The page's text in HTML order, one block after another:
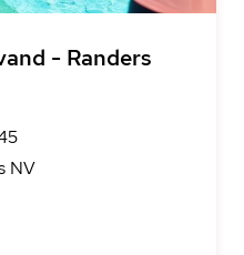
- Randers
NV